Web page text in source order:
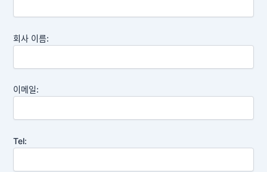
회사 이름:
이메일:
Tel: